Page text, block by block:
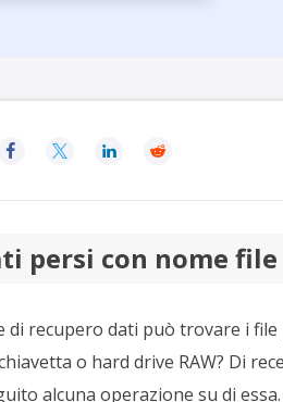
di file EDB
   
persi con nome
di recupero dati può trovare i
o hard drive RAW? Di
alcuna operazione su di essa.